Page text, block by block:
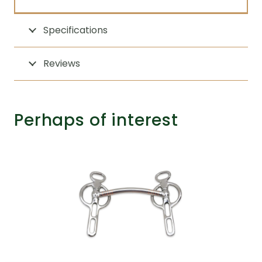
Specifications
Reviews
Perhaps of interest